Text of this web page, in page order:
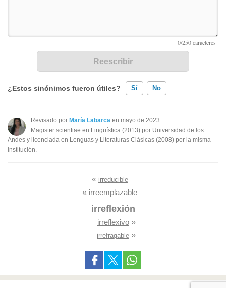
¿Estos sinónimos fueron útiles? Sí No
Existen sinónimos incorrectos
Ninguno de los sinónimos presentados me ayudó
Revisado por María Labarca en mayo de 2023
Magister scientiae en Lingüística (2013) por Universidad de los
Andes y licenciada en Lenguas y Literaturas Clásicas (2008) por la misma
institución.
« irreducible
« irreemplazable
irreflexión
irreflexivo»
irrefragable »